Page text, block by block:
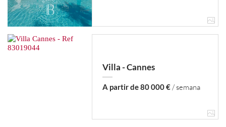
Villa - Cannes
A partir de 80 000 €/ semana